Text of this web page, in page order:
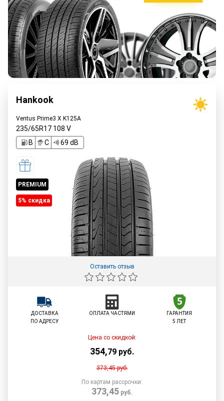
Hankook
Ventus Prime3 X K125A
235/65R17 108 V
B
C 69 dB
PREMIUM
5% cкидка
Оставить отзыв
ДОСТАВКА
ПО АДРЕСУ
ОПЛАТА ЧАСТЯМИ
ГАРАНТИЯ
5 ЛЕТ
Цена со скидкой:
354,79 руб.
373,45руб.
По картам рассрочки:
373,45руб.